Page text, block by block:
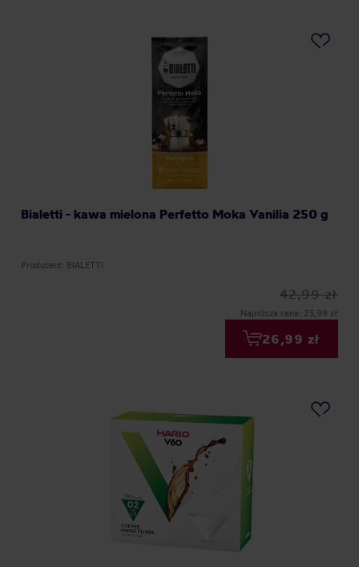
Bialetti - kawa mielona Perfetto Moka Vanilia 250 g
Producent: BIALETTI
42,99 zł
Najniższa cena: 25,99 zł
26,99 zł